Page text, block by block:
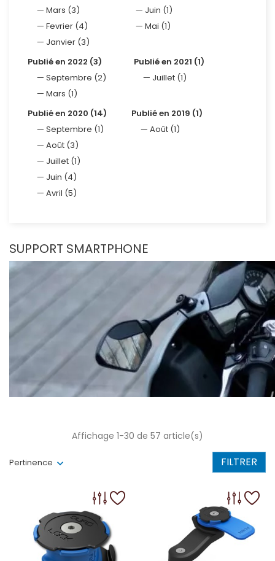
Mars (3)
Fevrier (4)
Janvier (3)
Juin (1)
Mai (1)
Publié en 2022 (3)
Septembre (2)
Mars (1)
Publié en 2021 (1)
Juillet (1)
Publié en 2020 (14)
Septembre (1)
Août (3)
Juillet (1)
Juin (4)
Avril (5)
Publié en 2019 (1)
Août (1)
SUPPORT SMARTPHONE
Pertinence FILTRER
Affichage 1-30 de 57 article(s)